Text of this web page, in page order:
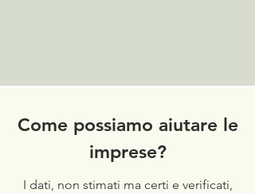
Come possiamo aiutare le
imprese?
I dati, non stimati ma certi e verificati,